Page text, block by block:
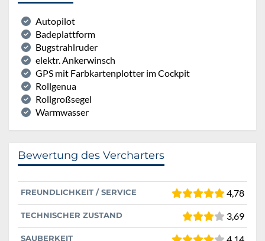
Autopilot
Badeplattform
Bugstrahlruder
elektr. Ankerwinsch
GPS mit Farbkartenplotter im Cockpit
Rollgenua
Rollgroßsegel
Warmwasser
Bewertung des Vercharters
FREUNDLICHKEIT / SERVICE 4,78
TECHNISCHER ZUSTAND 3,69
SAUBERKEIT 4,14